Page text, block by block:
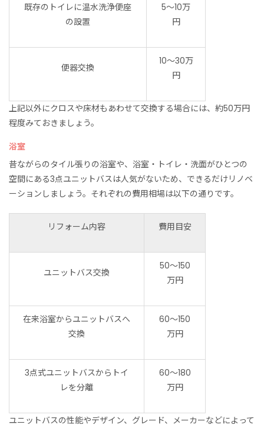
既存のトイレに温水洗浄便座
の設置
5〜10万
円
便器交換
10〜30万
円
上記以外にクロスや床材もあわせて交換する場合には、約50万円
程度みておきましょう。
浴室
昔ながらのタイル張りの浴室や、浴室・トイレ・洗面がひとつの
空間にある3点ユニットバスは人気がないため、できるだけリノベ
ーションしましょう。それぞれの費用相場は以下の通りです。
リフォーム内容 費用目安
ユニットバス交換
50〜150
万円
在来浴室からユニットバスへ
交換
60〜150
万円
3点式ユニットバスからトイ
レを分離
60〜180
万円
ユニットバスの性能やデザイン、グレード、メーカーなどによって